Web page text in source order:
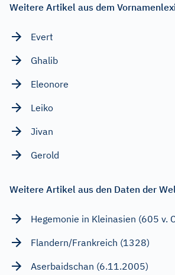
Weitere Artikel aus dem
Evert
Ghalib
Eleonore
Leiko
Jivan
Gerold
Weitere Artikel aus den Daten der
Hegemonie in Kleinasien (605 v.
Flandern/Frankreich (1328)
Aserbaidschan (6.11.2005)